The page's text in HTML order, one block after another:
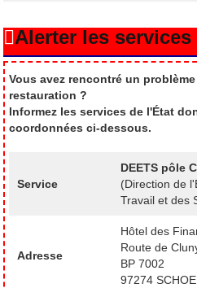
Alerter les
Vous avez rencontré un
restauration ?
Informez les services de l'État
coordonnées ci-dessous.
Service
DEETS pôle
(Direction de
Travail et des
Adresse
Hôtel des
Route de
BP 7002
97274